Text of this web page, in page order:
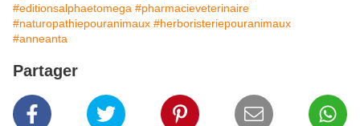
#editionsalphaetomega #pharmacieveterinaire
#naturopathiepouranimaux #herboristeriepouranimaux
#anneanta
Partager